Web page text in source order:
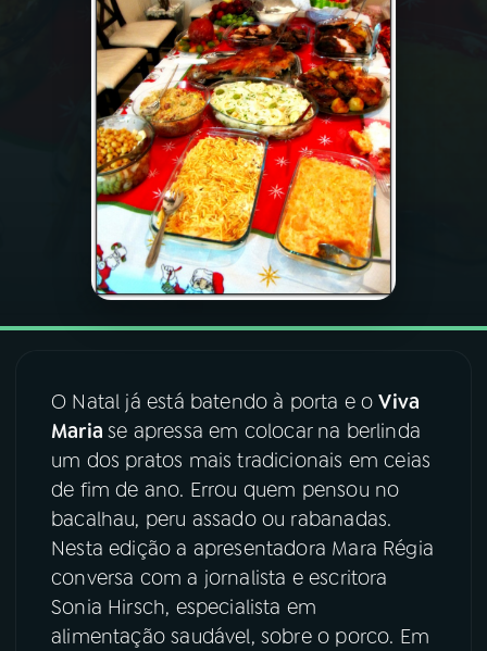
PODCASTS
VIDEOCASTS
ÚLTIMAS
FESTIVAL DE MÚSICA
Facebook
Instagram X
TikTok
O Natal já está batendo à porta e oViva
Mariase apressa em colocar na berlinda
um dos pratos mais tradicionais em ceias
de fim de ano. Errou quem pensou no
bacalhau, peru assado ou rabanadas.
Nesta edição a apresentadora Mara Régia
conversa com a jornalista e escritora
Sonia Hirsch, especialista em
alimentação saudável, sobre o porco. Em